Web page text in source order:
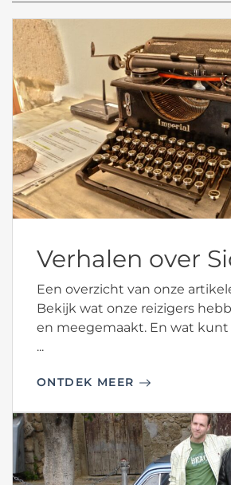
Verhalen over
Een overzicht van onze
Bekijk wat onze reizigers
en meegemaakt. En wat
...
ONTDEK MEER